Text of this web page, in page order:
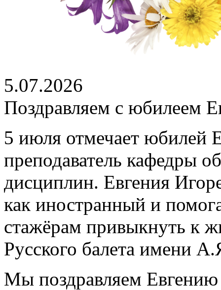
5.07.2026
Поздравляем с юбилеем
5 июля отмечает юбилей
преподаватель кафедры
дисциплин. Евгения
как иностранный и
стажёрам привыкнуть к
Русского балета имени
Мы поздравляем